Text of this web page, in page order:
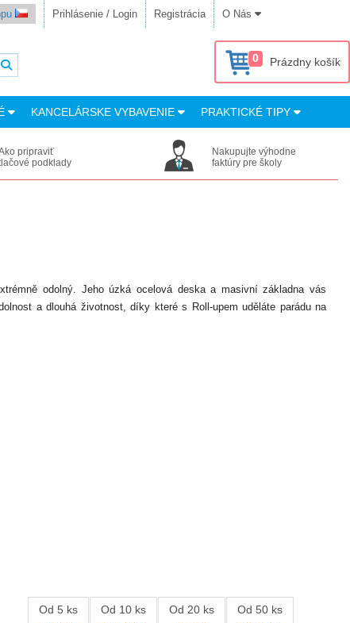
Prihlásenie / Login Registrácia O Nás
0 Prázdny košík
KANCELÁRSKE VYBAVENIE PRAKTICKÉ TIPY
pripraviť
podklady
Nakupujte výhodne
faktúry pre školy
odolný. Jeho úzká ocelová deska a masivní základna vás
a dlouhá životnost, díky které s Roll-upem uděláte parádu na
Od 5 ks
Od 10 ks
Od 20 ks
Od 50 ks